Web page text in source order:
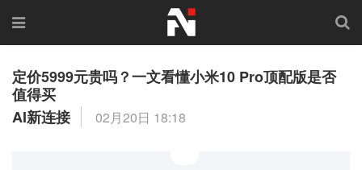
定价5999元贵吗？一文看懂小米10 Pro顶配版是否
值得买
AI新连接
02月20日 18:18